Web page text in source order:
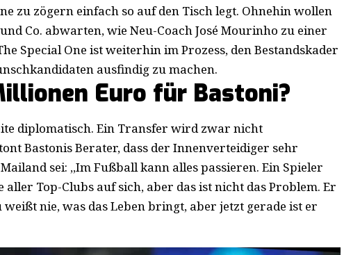
zu zögern einfach so auf den Tisch legt. Ohnehin wollen
Co. abwarten, wie Neu-Coach José Mourinho zu einer
Special One ist weiterhin im Prozess, den Bestandskader
ausfindig zu machen.
Euro für Bastoni?
diplomatisch. Ein Transfer wird zwar nicht
Bastonis Berater, dass der Innenverteidiger sehr
sei: ,,Im Fußball kann alles passieren. Ein Spieler
aller Top-Clubs auf sich, aber das ist nicht das Problem. Er
nie, was das Leben bringt, aber jetzt gerade ist er